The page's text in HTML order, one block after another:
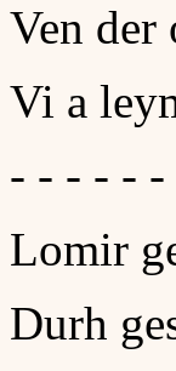
Ven der
Vi a
- - - - -
Lomir
Durh